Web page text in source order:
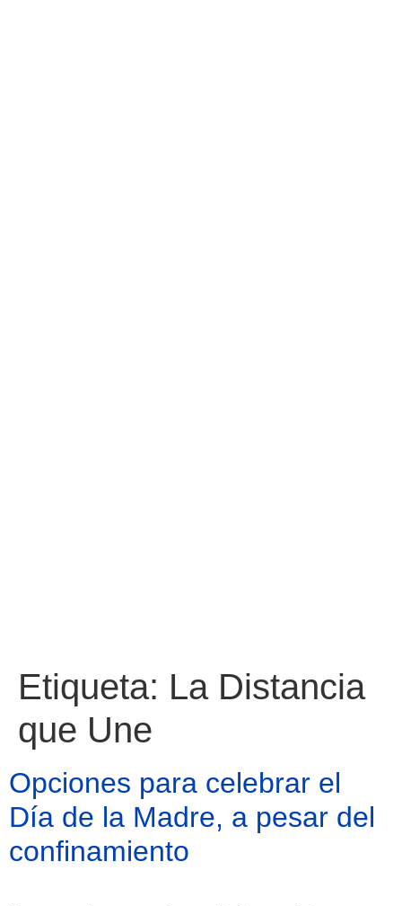
Etiqueta: La Distancia
que Une
Opciones para celebrar el
Día de la Madre, a pesar del
confinamiento